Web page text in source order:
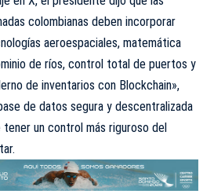
colombianas deben incorporar
aeroespaciales, matemática
de ríos, control total de puertos y
de inventarios con Blockchain»,
de datos segura y descentralizada
un control más riguroso del